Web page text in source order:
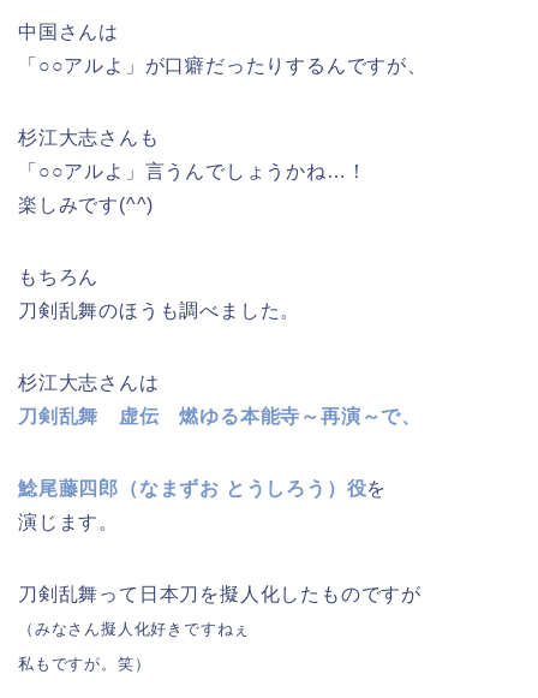
中国さんは
「○○アルよ」が口癖だったりするんですが、
杉江大志さんも
「○○アルよ」言うんでしょうかね…！
楽しみです(^^)
もちろん
刀剣乱舞のほうも調べました。
杉江大志さんは
刀剣乱舞 虚伝 燃ゆる本能寺～再演～で、
鯰尾藤四郎（なまずお とうしろう）役を
演じます。
刀剣乱舞って日本刀を擬人化したものですが
（みなさん擬人化好きですねぇ
私もですが。笑）